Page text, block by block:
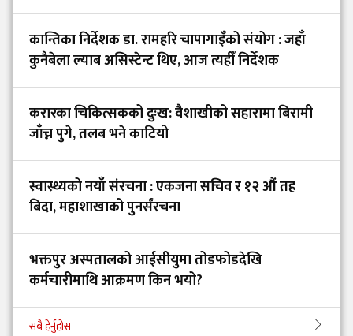
कान्तिका निर्देशक डा. रामहरि चापागाइँको संयोग : जहाँ
कुनैबेला ल्याब असिस्टेन्ट थिए, आज त्यहीँ निर्देशक
करारका चिकित्सकको दुःख: वैशाखीको सहारामा बिरामी
जाँच्न पुगे, तलब भने काटियो
स्वास्थ्यको नयाँ संरचना : एकजना सचिव र १२ औं तह
बिदा, महाशाखाको पुनर्संरचना
भक्तपुर अस्पतालको आईसीयुमा तोडफोडदेखि
कर्मचारीमाथि आक्रमण किन भयो?
सबै हेर्नुहोस